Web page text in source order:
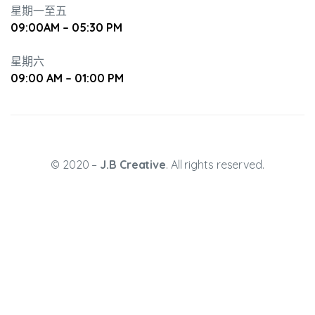
星期一至五
09:00AM – 05:30 PM
星期六
09:00 AM – 01:00 PM
© 2020 – J.B Creative. All rights reserved.